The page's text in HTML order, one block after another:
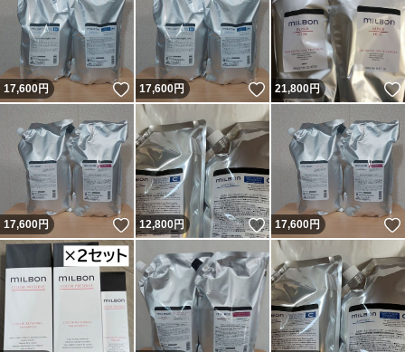
17,600円 いいね！
17,600円 いいね！
21,800円
17,600円 いいね！
12,800円 いいね！
17,600円